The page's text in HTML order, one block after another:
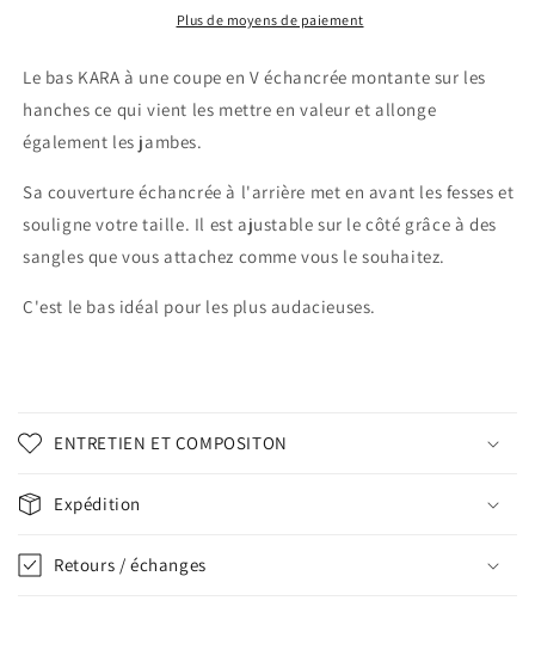
Plus de moyens de paiement
Le bas KARA à une coupe en V échancrée montante sur les
hanches ce qui vient les mettre en valeur et allonge
également les jambes.
Sa couverture échancrée à l'arrière met en avant les fesses et
souligne votre taille. Il est ajustable sur le côté grâce à des
sangles que vous attachez comme vous le souhaitez.
C'est le bas idéal pour les plus audacieuses.
o
n
t
e
n
u
ENTRETIEN ET COMPOSITON
Expédition
Retours / échanges